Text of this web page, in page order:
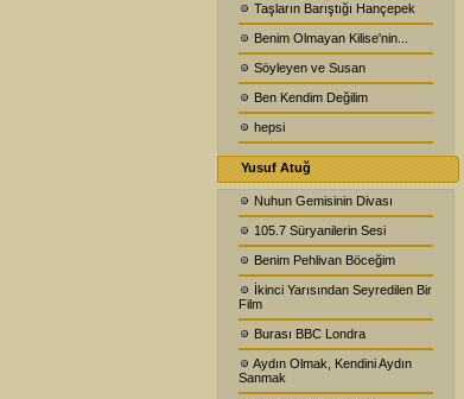
Taşların Barıştığı Hançepek
Benim Olmayan Kilise'nin...
Söyleyen ve Susan
Ben Kendim Değilim
hepsi
Yusuf Atuğ
Nuhun Gemisinin Divası
105.7 Süryanilerin Sesi
Benim Pehlivan Böceğim
İkinci Yarısından Seyredilen Bir
Film
Burası BBC Londra
Aydın Olmak, Kendini Aydın
Sanmak